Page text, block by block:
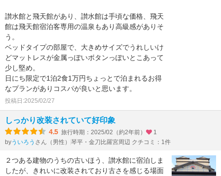
讃水館と飛天館があり、讃水館は手頃な価格、飛天
館は飛天館宿泊客専用の温泉もあり高級感がありそ
う。
ベッドタイプの部屋で、大きめサイズでうれしいけ
どマットレスが金属っぽいボタンっぽいとこあって
少し堅め。
日にち限定で1泊2食1万円ちょっとで泊まれるお得
なプランがありコスパが良いと思います。
投稿日:2025/02/27
しっかり改装されていて好印象
4.5 旅行時期：2025/02（約2年前）
1
byういろう さん（男性） 琴平・金刀比羅宮周辺 クチコミ：1件
２つある建物のうちの古いほう、讃水館に宿泊しま
したが、きれいに改装されており古さを感じる場面